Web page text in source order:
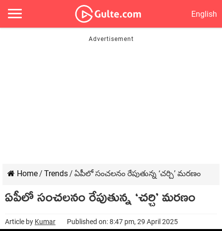
English
Home/ Trends/ ఏపీలో సంచలనం రేపుతున్న ‘చర్చి’ మరణం
ఏపీలో సంచలనం రేపుతున్న ‘చర్చి’ మరణం
Article by Kumar Published on: 8:47 pm, 29 April 2025